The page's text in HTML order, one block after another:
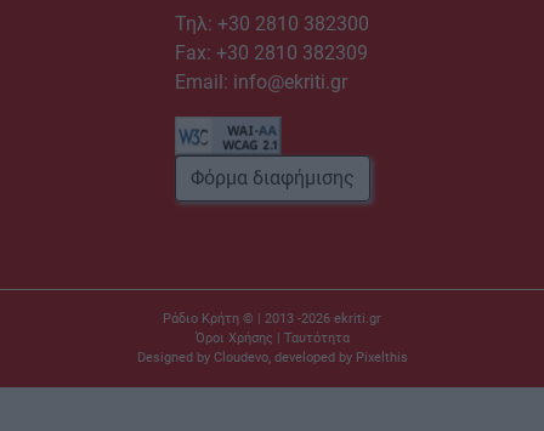
Τηλ: +30 2810 382300
Fax: +30 2810 382309
Email: info@ekriti.gr
Φόρμα διαφήμισης
Ράδιο Κρήτη © | 2013 -2026 ekriti.gr
Όροι Χρήσης | Ταυτότητα
Designed by Cloudevo, developed by Pixelthis